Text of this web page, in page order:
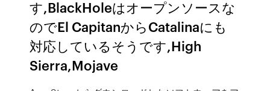
す,BlackHoleはオープンソースな
のでEl CapitanからCatalinaにも
対応しているそうです,High
Sierra,Mojave